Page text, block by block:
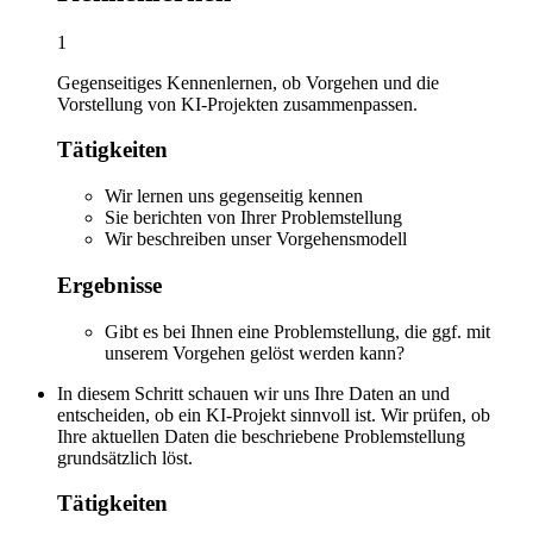
1
Gegenseitiges Kennenlernen, ob Vorgehen und die
Vorstellung von KI-Projekten zusammenpassen.
Tätigkeiten
Wir lernen uns gegenseitig kennen
Sie berichten von Ihrer Problemstellung
Wir beschreiben unser Vorgehensmodell
Ergebnisse
Gibt es bei Ihnen eine Problemstellung, die ggf. mit
unserem Vorgehen gelöst werden kann?
In diesem Schritt schauen wir uns Ihre Daten an und
entscheiden, ob ein KI-Projekt sinnvoll ist. Wir prüfen, ob
Ihre aktuellen Daten die beschriebene Problemstellung
grundsätzlich löst.
Tätigkeiten